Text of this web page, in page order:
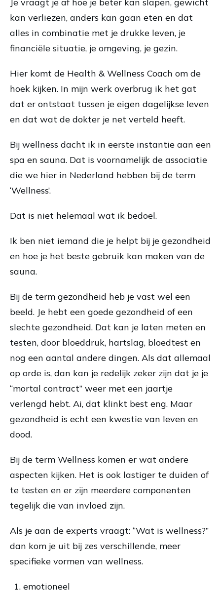
kan verliezen, anders kan gaan eten en dat
alles in combinatie met je drukke leven, je
financiële situatie, je omgeving, je gezin.
Hier komt de Health & Wellness Coach om de
hoek kijken. In mijn werk overbrug ik het gat
dat er ontstaat tussen je eigen dagelijkse leven
en dat wat de dokter je net verteld heeft.
Bij wellness dacht ik in eerste instantie aan een
spa en sauna. Dat is voornamelijk de associatie
die we hier in Nederland hebben bij de term
‘Wellness’.
Dat is niet helemaal wat ik bedoel.
Ik ben niet iemand die je helpt bij je gezondheid
en hoe je het beste gebruik kan maken van de
sauna.
Bij de term gezondheid heb je vast wel een
beeld. Je hebt een goede gezondheid of een
slechte gezondheid. Dat kan je laten meten en
testen, door bloeddruk, hartslag, bloedtest en
nog een aantal andere dingen. Als dat allemaal
op orde is, dan kan je redelijk zeker zijn dat je je
“mortal contract” weer met een jaartje
verlengd hebt. Ai, dat klinkt best eng. Maar
gezondheid is echt een kwestie van leven en
dood.
Bij de term Wellness komen er wat andere
aspecten kijken. Het is ook lastiger te duiden of
te testen en er zijn meerdere componenten
tegelijk die van invloed zijn.
Als je aan de experts vraagt: “Wat is wellness?”
dan kom je uit bij zes verschillende, meer
specifieke vormen van wellness.
emotioneel